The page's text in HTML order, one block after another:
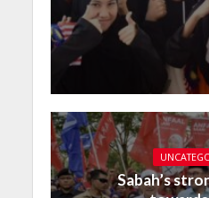
Sabah’s